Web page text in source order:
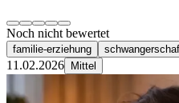
Noch nicht bewertet
familie-erziehung
11.02.2026 Mittel